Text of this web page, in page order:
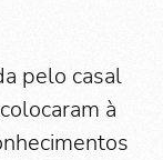
pelo casal
à